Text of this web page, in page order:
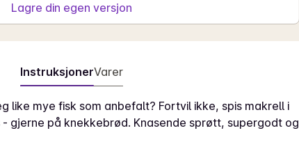
Lagre din egen versjon
InstruksjonerVarer
like mye fisk som anbefalt? Fortvil ikke, spis makrell i
gjerne på knekkebrød. Knasende sprøtt, supergodt og